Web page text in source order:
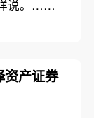
说。……
资产证券